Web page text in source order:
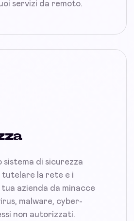
servizi da remoto.
sistema di sicurezza
la rete e i
azienda da minacce
malware, cyber-
non autorizzati.